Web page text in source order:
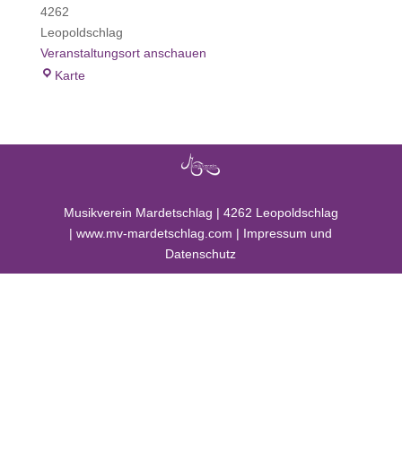
4262
Leopoldschlag
Veranstaltungsort anschauen
KarteMusikheim
Musikverein Mardetschlag | 4262 Leopoldschlag
|www.mv-mardetschlag.com | Impressum und
Datenschutz